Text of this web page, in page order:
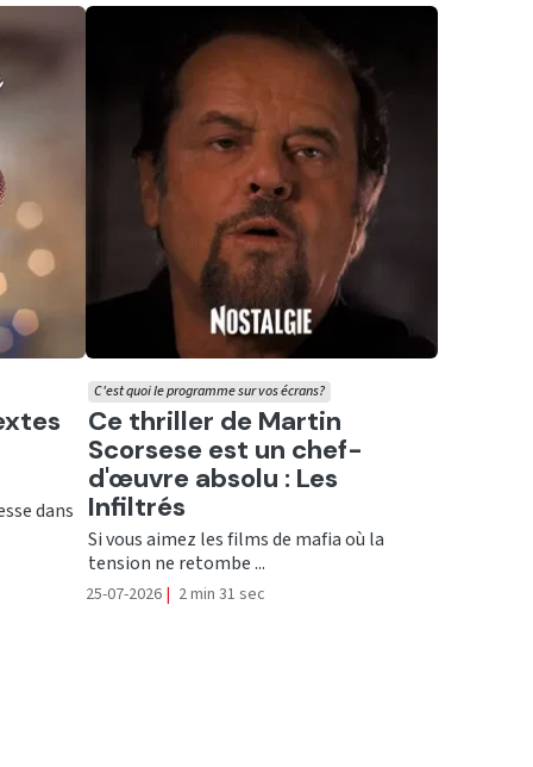
dans
Ecouter
Ce thriller de Martin
Scorsese est un chef-
d'œuvre absolu : Les
Infiltrés
C'est quoi le programme sur vos écrans?
Si vous aimez les films de mafia où la
tension ne retombe ...
25-07-2026 | 2 min 31 sec